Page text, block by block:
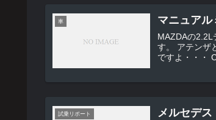
車 マニュアル
MAZDAの2.2Lデ
す。 アテンザとアクセラのは見ていないのですが、このダブルレーンチェンジの映像はスゴイ
試乗リポート メルセデス